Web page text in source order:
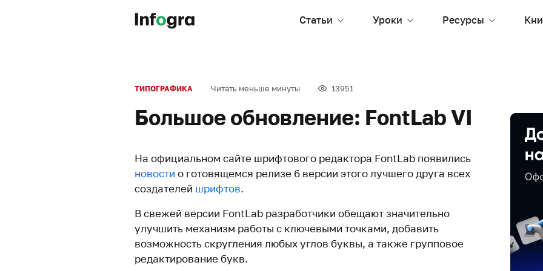
Статьи Уроки Ресурсы
ТИПОГРАФИКА Читать меньше минуты 13951
Большое обновление: FontLab VI
На официальном сайте шрифтового редактора FontLab появились
новости о готовящемся релизе 6 версии этого лучшего друга всех
создателей шрифтов.
В свежей версии FontLab разработчики обещают значительно
улучшить механизм работы с ключевыми точками, добавить
возможность скругления любых углов буквы, а также групповое
редактирование букв.